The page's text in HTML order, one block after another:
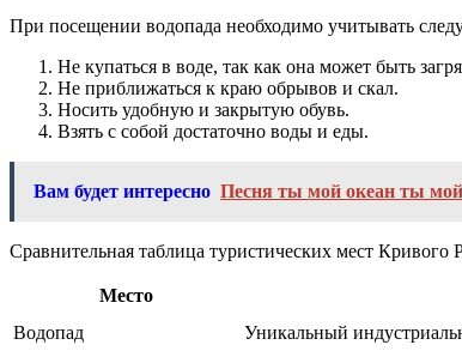
При посещении водопада необходимо учитывать
Не купаться в воде, так как она может быть
Не приближаться к краю обрывов и скал.
Носить удобную и закрытую обувь.
Взять с собой достаточно воды и еды.
Вам будет интересно Песня ты мой океан ты
Сравнительная таблица туристических мест Кривого
Место
Водопад
Уникальный